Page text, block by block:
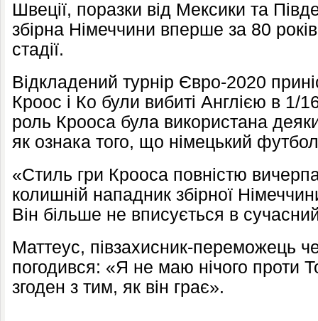
Швеції, поразки від Мексики та
збірна Німеччини вперше за 80
стадії.
Відкладений турнір Євро-2020
Кроос і Ко були вибиті Англією в 1/
роль Крооса була використана
як ознака того, що німецький
«Стиль гри Крооса повністю
колишній нападник збірної
Він більше не вписується в
Маттеус, півзахисник-переможець
погодився: «Я не маю нічого проти
згоден з тим, як він грає».